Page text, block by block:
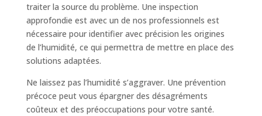
traiter la source du problème. Une inspection
approfondie est avec un de nos professionnels est
nécessaire pour identifier avec précision les origines
de l’humidité, ce qui permettra de mettre en place des
solutions adaptées.
Ne laissez pas l’humidité s’aggraver. Une prévention
précoce peut vous épargner des désagréments
coûteux et des préoccupations pour votre santé.